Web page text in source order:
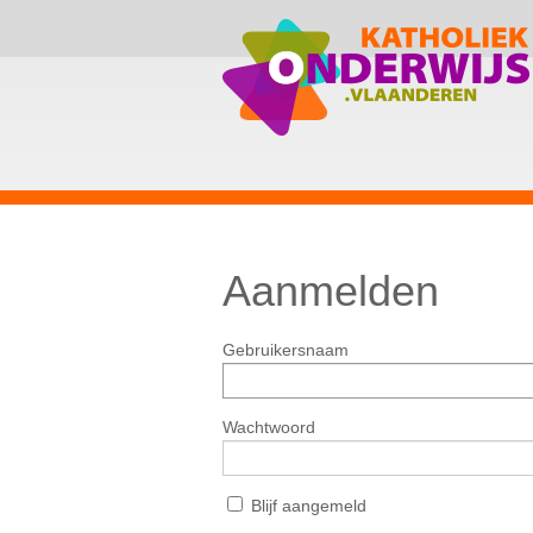
Aanmelden
Gebruikersnaam
Wachtwoord
Blijf aangemeld